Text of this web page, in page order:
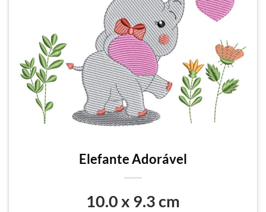
Elefante Adorável
10.0 x 9.3 cm